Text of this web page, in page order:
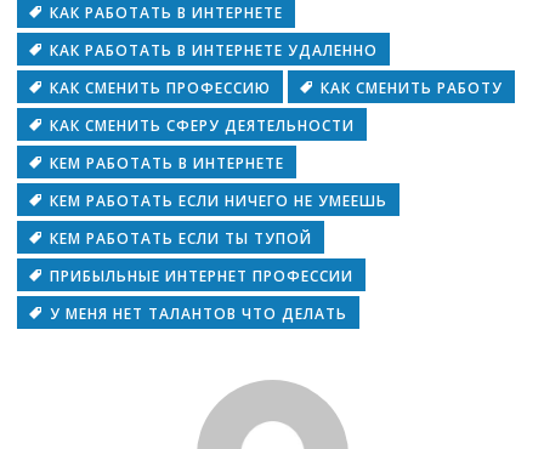
КАК РАБОТАТЬ В ИНТЕРНЕТЕ
КАК РАБОТАТЬ В ИНТЕРНЕТЕ УДАЛЕННО
КАК СМЕНИТЬ ПРОФЕССИЮ
КАК СМЕНИТЬ РАБОТУ
КАК СМЕНИТЬ СФЕРУ ДЕЯТЕЛЬНОСТИ
КЕМ РАБОТАТЬ В ИНТЕРНЕТЕ
КЕМ РАБОТАТЬ ЕСЛИ НИЧЕГО НЕ УМЕЕШЬ
КЕМ РАБОТАТЬ ЕСЛИ ТЫ ТУПОЙ
ПРИБЫЛЬНЫЕ ИНТЕРНЕТ ПРОФЕССИИ
У МЕНЯ НЕТ ТАЛАНТОВ ЧТО ДЕЛАТЬ